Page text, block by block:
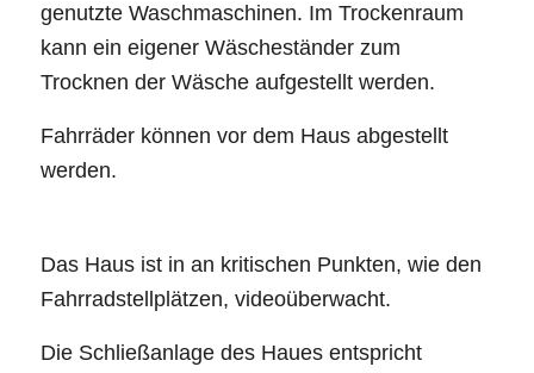
genutzte Waschmaschinen. Im Trockenraum
kann ein eigener Wäscheständer zum
Trocknen der Wäsche aufgestellt werden.
Fahrräder können vor dem Haus abgestellt
werden.
Das Haus ist in an kritischen Punkten, wie den
Fahrradstellplätzen, videoüberwacht.
Die Schließanlage des Haues entspricht